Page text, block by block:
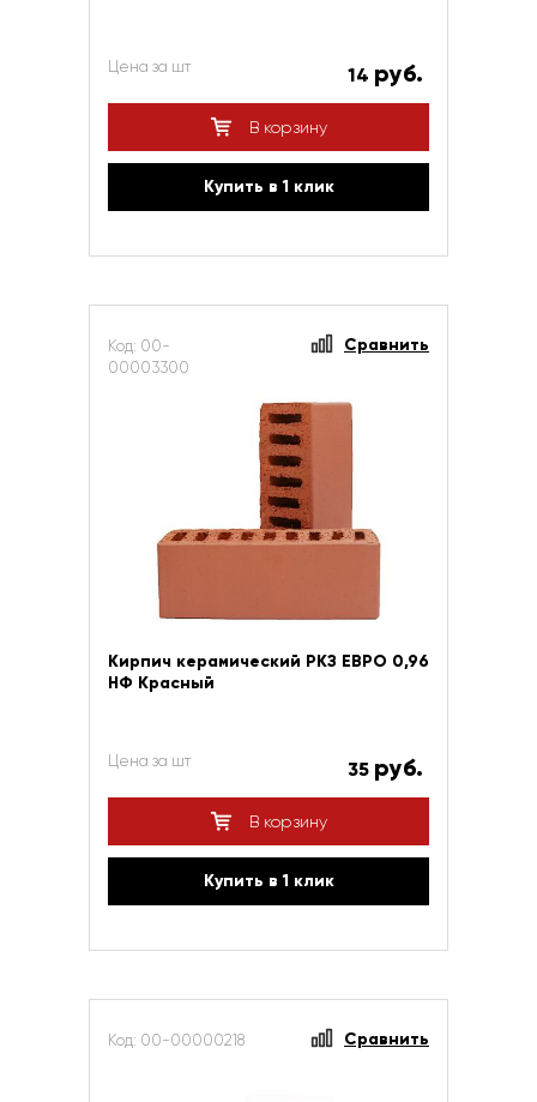
Цена за шт 14 руб.
В корзину
Купить в 1 клик
Код: 00-
00003300
Сравнить
Кирпич керамический РКЗ ЕВРО 0,96
НФ Красный
Цена за шт 35 руб.
В корзину
Купить в 1 клик
Код: 00-00000218 Сравнить